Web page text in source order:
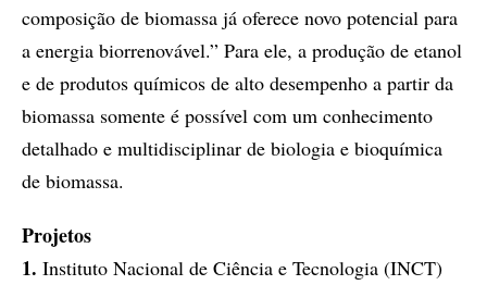
composição de biomassa já oferece novo potencial para
a energia biorrenovável.” Para ele, a produção de etanol
e de produtos químicos de alto desempenho a partir da
biomassa somente é possível com um conhecimento
detalhado e multidisciplinar de biologia e bioquímica
de biomassa.
Projetos
1. Instituto Nacional de Ciência e Tecnologia (INCT)